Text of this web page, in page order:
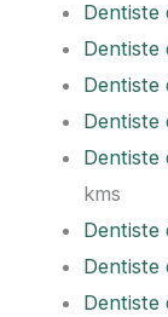
Dentiste
Dentiste
Dentiste
kms
Dentiste
Dentiste